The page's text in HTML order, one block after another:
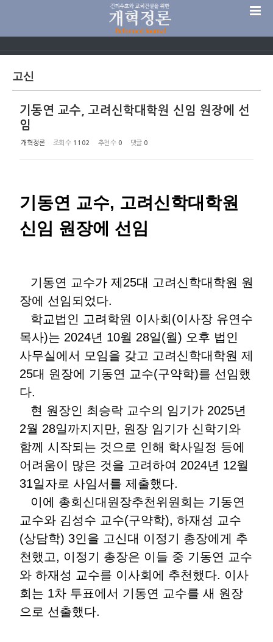
고신
기동연 교수, 고려신학대학원 신임 원장에 선
임
개혁정론 조회 수 1102 추천 수 0 댓글 0
기동연 교수, 고려신학대학원
신임 원장에 선임
기동연 교수가 제25대 고려신학대학원 원
장에 선임되었다.
학교법인 고려학원 이사회(이사장 유연수
목사)는 2024년 10월 28일(월) 오후 법인
사무실에서 모임을 갖고 고려신학대학원 제
25대 원장에 기동연 교수(구약학)를 선임했
다.
현 원장인 최승락 교수의 임기가 2025년
2월 28일까지지만, 원장 임기가 신학기와
함께 시작되는 것으로 인해 학사일정 등에
어려움이 많은 것을 고려하여 2024년 12월
31일자로 사임서를 제출했다.
이에 총회신대원장추천위원회는 기동연
교수와 김성수 교수(구약학), 하재성 교수
(상담학) 3인을 고신대 이정기 총장에게 추
천했고, 이정기 총장은 이들 중 기동연 교수
와 하재성 교수를 이사회에 추천했다. 이사
회는 1차 투표에서 기동연 교수를 새 원장
으로 선출했다.
Sketchbook5, 스케치북5
Sketchbook5, 스케치북5